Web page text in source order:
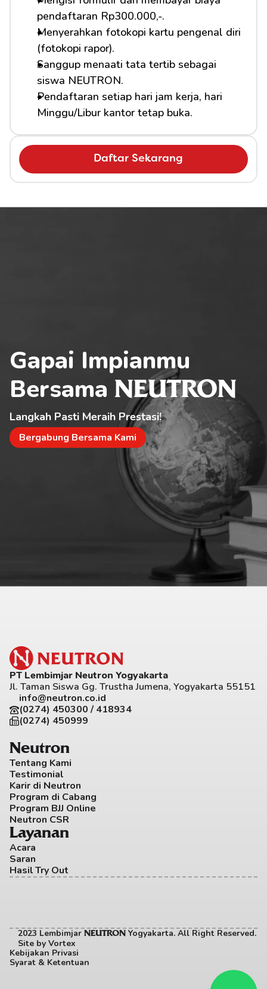
Daftar Sekarang
pendaftaran Rp300.000,-.
Menyerahkan fotokopi kartu pengenal diri
(fotokopi rapor).
Sanggup menaati tata tertib sebagai
siswa NEUTRON.
Pendaftaran setiap hari jam kerja, hari
Minggu/Libur kantor tetap buka.
Gapai Impianmu
Bersama NEUTRON
Langkah Pasti Meraih Prestasi!
Bergabung Bersama Kami
PT Lembimjar Neutron Yogyakarta
Jl. Taman Siswa Gg. Trustha Jumena, Yogyakarta 55151
info@neutron.co.id
(0274) 450300 / 418934
(0274) 450999
Neutron
Tentang Kami
Testimonial
Karir di Neutron
Program di Cabang
Program BJJ Online
Neutron CSR
Layanan
Acara
Saran
Hasil Try Out
2023 Lembimjar NEUTRON Yogyakarta. All Right Reserved.
Site by Vortex
Kebijakan Privasi
Syarat & Ketentuan